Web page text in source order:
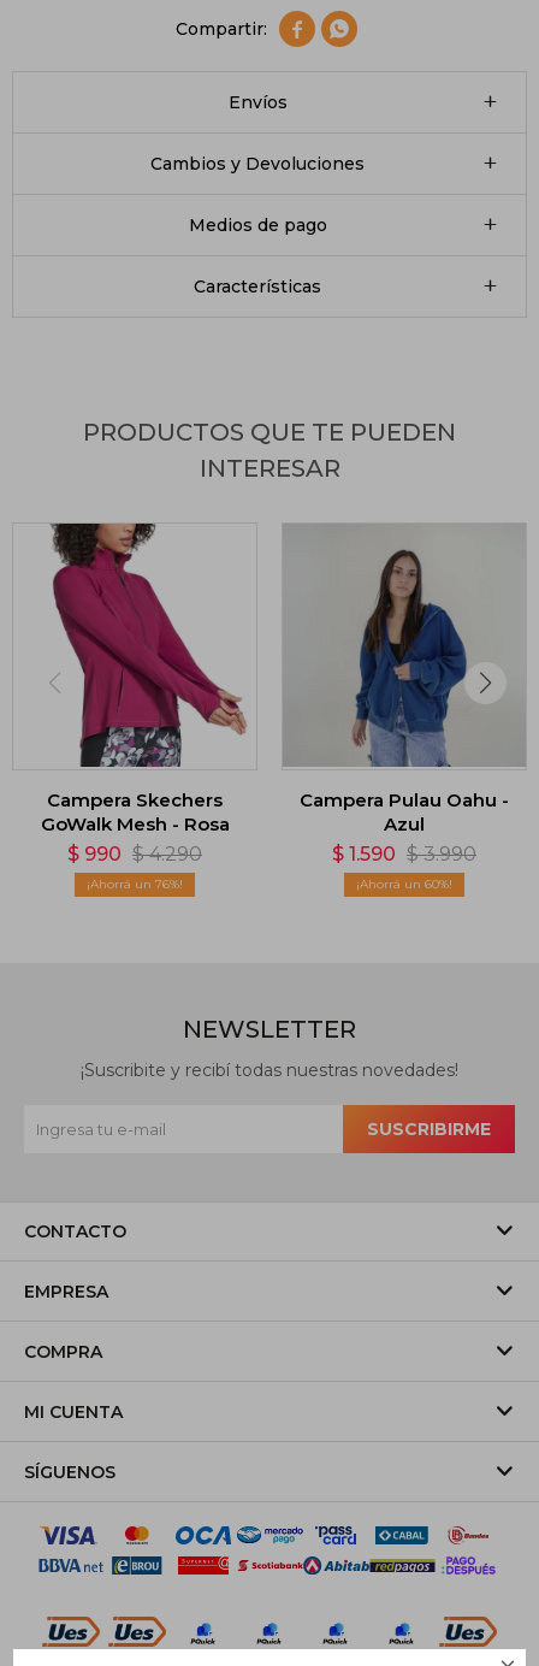
 
Envíos
Cambios y Devoluciones
Medios de pago
Características
PRODUCTOS QUE TE PUEDEN
INTERESAR
Campera Skechers
GoWalk Mesh - Rosa
$ 990 $ 4.290
76
Campera Pulau Oahu -
Azul
$ 1.590 $ 3.990
60
CONTACTO
EMPRESA
COMPRA
MI CUENTA
SÍGUENOS
NEWSLETTER
¡Suscribite y recibí todas nuestras novedades!
SUSCRIBIRME